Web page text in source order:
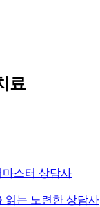
료
마스터 상담사
읽는 노련한 상담사